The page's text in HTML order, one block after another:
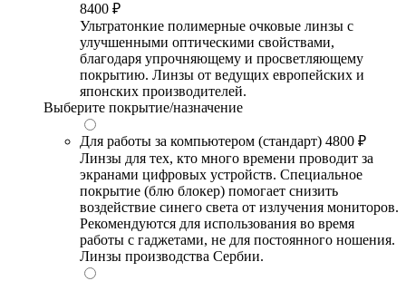
8400 ₽
Ультратонкие полимерные очковые линзы с
улучшенными оптическими свойствами,
благодаря упрочняющему и просветляющему
покрытию. Линзы от ведущих европейских и
японских производителей.
Выберите покрытие/назначение
Для работы за компьютером (стандарт) 4800 ₽
Линзы для тех, кто много времени проводит за
экранами цифровых устройств. Специальное
покрытие (блю блокер) помогает снизить
воздействие синего света от излучения мониторов.
Рекомендуются для использования во время
работы с гаджетами, не для постоянного ношения.
Линзы производства Сербии.